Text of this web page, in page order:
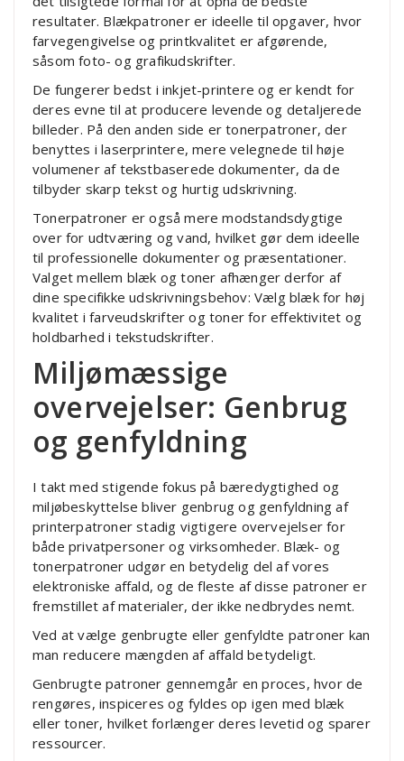
resultater. Blækpatroner er ideelle til opgaver, hvor
farvegengivelse og printkvalitet er afgørende,
såsom foto- og grafikudskrifter.
De fungerer bedst i inkjet-printere og er kendt for
deres evne til at producere levende og detaljerede
billeder. På den anden side er tonerpatroner, der
benyttes i laserprintere, mere velegnede til høje
volumener af tekstbaserede dokumenter, da de
tilbyder skarp tekst og hurtig udskrivning.
Tonerpatroner er også mere modstandsdygtige
over for udtværing og vand, hvilket gør dem ideelle
til professionelle dokumenter og præsentationer.
Valget mellem blæk og toner afhænger derfor af
dine specifikke udskrivningsbehov: Vælg blæk for høj
kvalitet i farveudskrifter og toner for effektivitet og
holdbarhed i tekstudskrifter.
Miljømæssige
overvejelser: Genbrug
og genfyldning
I takt med stigende fokus på bæredygtighed og
miljøbeskyttelse bliver genbrug og genfyldning af
printerpatroner stadig vigtigere overvejelser for
både privatpersoner og virksomheder. Blæk- og
tonerpatroner udgør en betydelig del af vores
elektroniske affald, og de fleste af disse patroner er
fremstillet af materialer, der ikke nedbrydes nemt.
Ved at vælge genbrugte eller genfyldte patroner kan
man reducere mængden af affald betydeligt.
Genbrugte patroner gennemgår en proces, hvor de
rengøres, inspiceres og fyldes op igen med blæk
eller toner, hvilket forlænger deres levetid og sparer
ressourcer.